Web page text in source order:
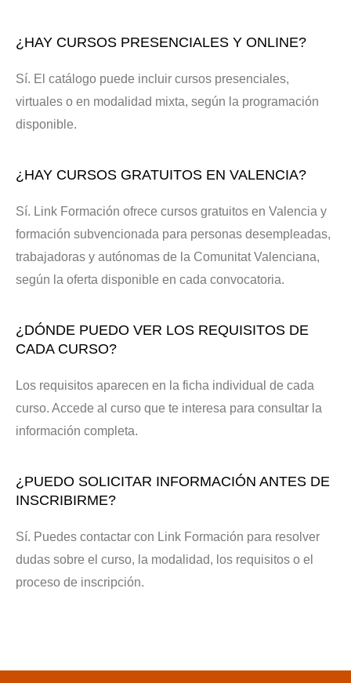
¿HAY CURSOS PRESENCIALES Y ONLINE?
Sí. El catálogo puede incluir cursos presenciales,
virtuales o en modalidad mixta, según la programación
disponible.
¿HAY CURSOS GRATUITOS EN VALENCIA?
Sí. Link Formación ofrece cursos gratuitos en Valencia y
formación subvencionada para personas desempleadas,
trabajadoras y autónomas de la Comunitat Valenciana,
según la oferta disponible en cada convocatoria.
¿DÓNDE PUEDO VER LOS REQUISITOS DE
CADA CURSO?
Los requisitos aparecen en la ficha individual de cada
curso. Accede al curso que te interesa para consultar la
información completa.
¿PUEDO SOLICITAR INFORMACIÓN ANTES DE
INSCRIBIRME?
Sí. Puedes contactar con Link Formación para resolver
dudas sobre el curso, la modalidad, los requisitos o el
proceso de inscripción.